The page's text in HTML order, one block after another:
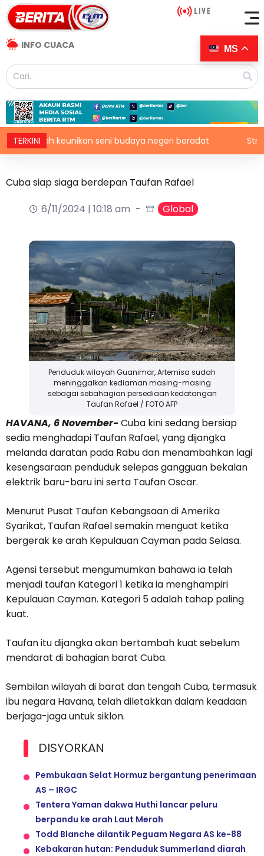
INFO CUACA
TERKINI
keunikan seni budaya negeri beradat Struktur
Cuba siap siaga berdepan Taufan Rafael
6/11/2024 | 10:18 am
Global
Penduduk wilayah Guanimar, Artemisa sudah
meninggalkan kediaman masing-masing
sebagai sebahagian persediaan kedatangan
Taufan Rafael / FOTO AFP
HAVANA, 6 November-Cuba kini sedang bersiap
sedia menghadapi Taufan Rafael, yang dijangka
melanda daratan pada Rabu dan menambahkan lagi
kesengsaraan penduduk selepas gangguan bekalan
elektrik baru-baru ini serta Taufan Oscar.
Menurut Pusat Taufan Kebangsaan di Amerika
Syarikat, Taufan Rafael semakin menguat ketika
bergerak ke arah Kepulauan Cayman pada Selasa.
Agensi tersebut mengumumkan bahawa ia telah
menjadi taufan Kategori 1 ketika ia menghampiri
Kepulauan Cayman. Kategori 5 adalah tahap paling
kuat.
Taufan itu dijangka akan bertambah kuat sebelum
mendarat di bahagian barat Cuba.
Sembilan wilayah di barat dan tengah Cuba, termasuk
ibu negara Havana, telah diletakkan dalam keadaan
berjaga-jaga untuk siklon.
DISYORKAN
Pembukaan Selat Hormuz bergantung penerimaan
AS – IRGC
Tentera Yaman dakwa Huthi lancar peluru
berpandu ke arah Laut Merah
Todd Blanche dilantik Peguam Negara AS ke-88
Kebakaran hutan: Penduduk Summerland diarah
MS